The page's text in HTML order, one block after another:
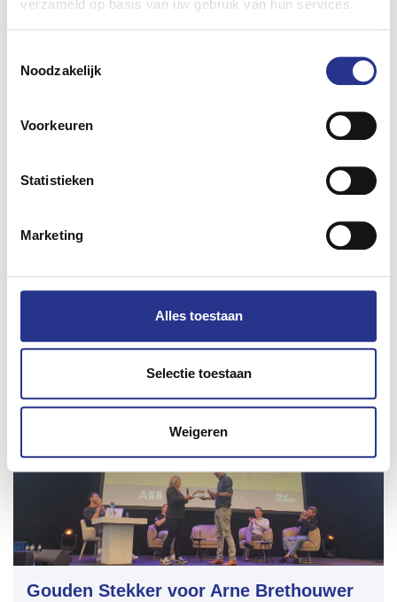
verzameld op basis van uw gebruik van hun services.
Noodzakelijk
Voorkeuren
Statistieken
Marketing
Alles toestaan
Selectie toestaan
Weigeren
caravan achter de auto? En hoe werkt dat met laden?
Mini Mystery Shopper onderzoek
24 mei 2022
Gouden Stekker voor Arne Brethouwer